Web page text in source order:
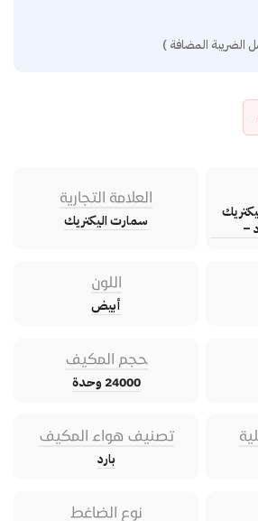
الضريبة المضافة )
العلامة التجارية
سمارت اليكتريك
اللون
أبيض
حجم المكيف
24000 وحدة
تصنيف هواء المكيف
بارد
نوع الضاغط